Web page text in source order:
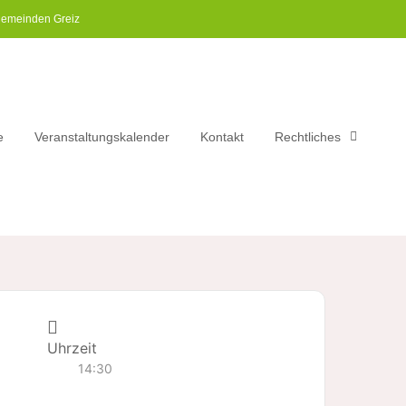
Greiz​
Veranstaltungskalender Kontakt Rechtliches
Uhrzeit
14:30